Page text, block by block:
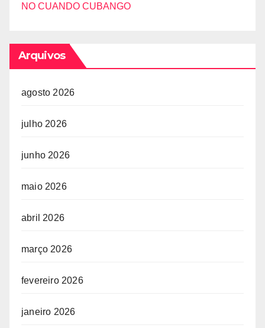
NO CUANDO CUBANGO
Arquivos
agosto 2026
julho 2026
junho 2026
maio 2026
abril 2026
março 2026
fevereiro 2026
janeiro 2026